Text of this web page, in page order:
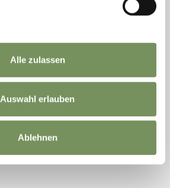
Alle zulassen
Auswahl erlauben
Ablehnen